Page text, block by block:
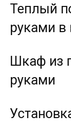
Теплый
руками в
Шкаф из
руками